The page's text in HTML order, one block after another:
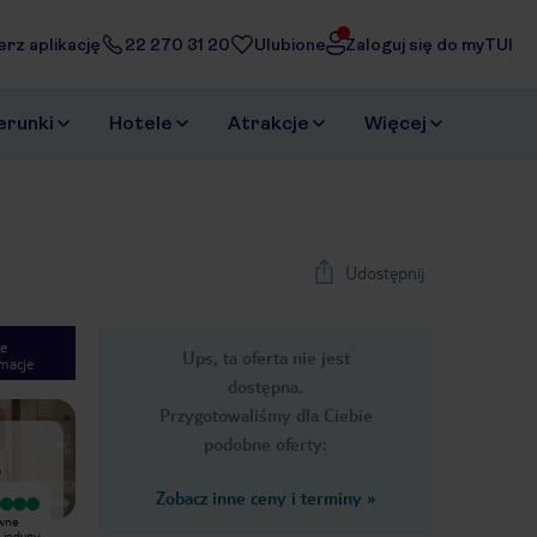
aplikację 22 270 31 20 Ulubione Zaloguj się do myTUI
Hotele Atrakcje Więcej
Udostępnij
Ups, ta oferta nie jest
dostępna.
Przygotowaliśmy dla Ciebie
podobne oferty:
Zobacz inne ceny i terminy »
Next slide
1/51
Wyjątkowy